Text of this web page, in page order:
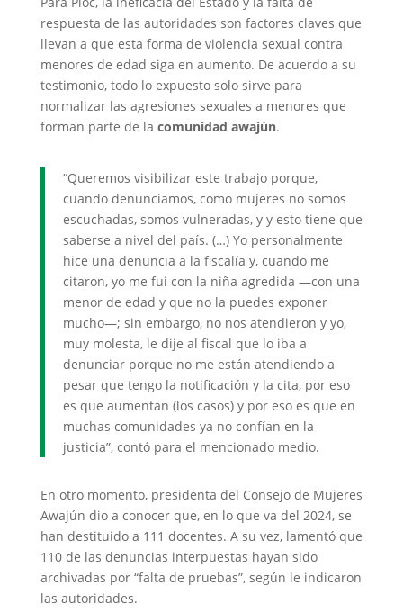
respuesta de las autoridades son factores claves que
llevan a que esta forma de violencia sexual contra
menores de edad siga en aumento. De acuerdo a su
testimonio, todo lo expuesto solo sirve para
normalizar las agresiones sexuales a menores que
forman parte de la comunidad awajún.
“Queremos visibilizar este trabajo porque,
cuando denunciamos, como mujeres no somos
escuchadas, somos vulneradas, y y esto tiene que
saberse a nivel del país. (…) Yo personalmente
hice una denuncia a la fiscalía y, cuando me
citaron, yo me fui con la niña agredida —con una
menor de edad y que no la puedes exponer
mucho—; sin embargo, no nos atendieron y yo,
muy molesta, le dije al fiscal que lo iba a
denunciar porque no me están atendiendo a
pesar que tengo la notificación y la cita, por eso
es que aumentan (los casos) y por eso es que en
muchas comunidades ya no confían en la
justicia”, contó para el mencionado medio.
En otro momento, presidenta del Consejo de Mujeres
Awajún dio a conocer que, en lo que va del 2024, se
han destituido a 111 docentes. A su vez, lamentó que
110 de las denuncias interpuestas hayan sido
archivadas por “falta de pruebas”, según le indicaron
las autoridades.